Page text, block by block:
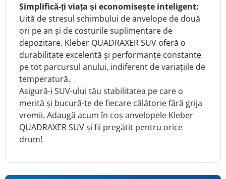
Simplifică-ți viața și economisește inteligent:
Uită de stresul schimbului de anvelope de două
ori pe an și de costurile suplimentare de
depozitare. Kleber QUADRAXER SUV oferă o
durabilitate excelentă și performanțe constante
pe tot parcursul anului, indiferent de variațiile de
temperatură.
Asigură-i SUV-ului tău stabilitatea pe care o
merită și bucură-te de fiecare călătorie fără grija
vremii. Adaugă acum în coș anvelopele Kleber
QUADRAXER SUV și fii pregătit pentru orice
drum!